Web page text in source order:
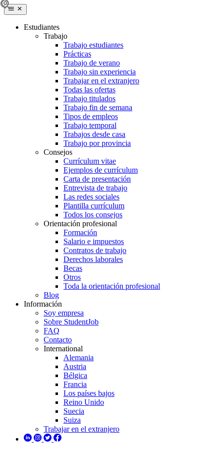
Estudiantes
Trabajo
Trabajo estudiantes
Prácticas
Trabajo de verano
Trabajo sin experiencia
Trabajar en el extranjero
Todas las ofertas
Trabajo titulados
Trabajo fin de semana
Tipos de empleos
Trabajo temporal
Trabajos desde casa
Trabajo por provincia
Consejos
Currículum vitae
Ejemplos de currículum
Carta de presentación
Entrevista de trabajo
Las redes sociales
Plantilla currículum
Todos los consejos
Orientación profesional
Formación
Salario e impuestos
Contratos de trabajo
Derechos laborales
Becas
Otros
Toda la orientación profesional
Blog
Información
Soy empresa
Sobre StudentJob
FAQ
Contacto
International
Alemania
Austria
Bélgica
Francia
Los países bajos
Reino Unido
Suecia
Suiza
Trabajar en el extranjero